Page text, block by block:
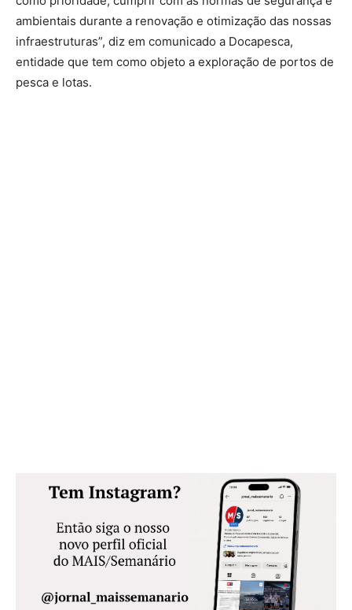
ambientais durante a renovação e otimização das nossas
infraestruturas”, diz em comunicado a Docapesca,
entidade que tem como objeto a exploração de portos de
pesca e lotas.